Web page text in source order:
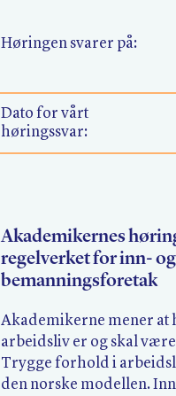
Høringen svarer på:
Dato for vårt
høringssvar:
Akademikernes
regelverket for inn-
bemanningsforetak
Akademikerne mener at
arbeidsliv er og skal
Trygge forhold i
den norske modellen.